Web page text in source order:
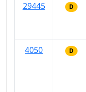
29445
D
4050
D